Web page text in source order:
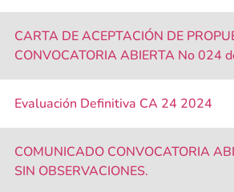
CARTA DE ACEPTACIÓN DE
CONVOCATORIA ABIERTA No 024
Evaluación Definitiva CA 24 2024
COMUNICADO CONVOCATORIA
SIN OBSERVACIONES.